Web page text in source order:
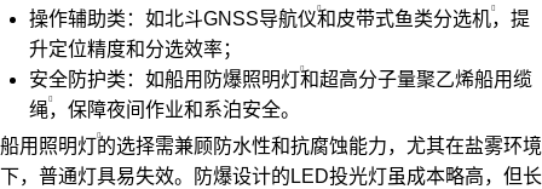
操作辅助类：如北斗GNSS导航仪和皮带式鱼类分选机，提
升定位精度和分选效率；
安全防护类：如船用防爆照明灯和超高分子量聚乙烯船用缆
绳，保障夜间作业和系泊安全。
船用照明灯的选择需兼顾防水性和抗腐蚀能力，尤其在盐雾环境
下，普通灯具易失效。防爆设计的LED投光灯虽成本略高，但长